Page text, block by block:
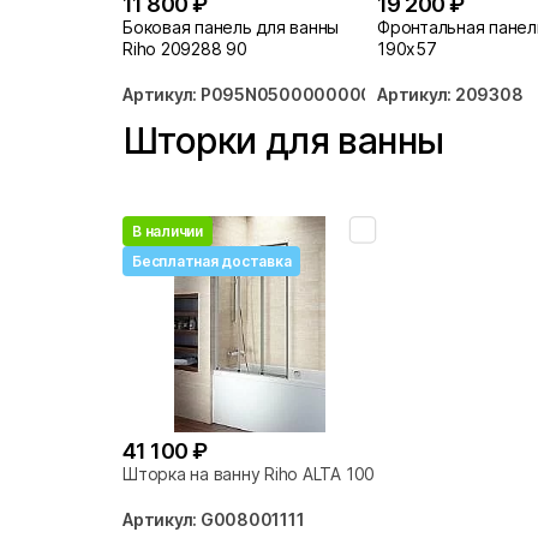
Боковая панель для ванны
Riho 209288 90
Артикул: P095N0500000000
Фронтальная
190x57
Артикул: 209308
Шторки для ванны
В наличии
Бесплатная доставка
41 100 ₽
Шторка на ванну Riho ALTA 100
Артикул: G008001111